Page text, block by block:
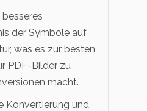
besseres
der Symbole auf
was es zur besten
PDF-Bilder zu
macht.
Konvertierung und